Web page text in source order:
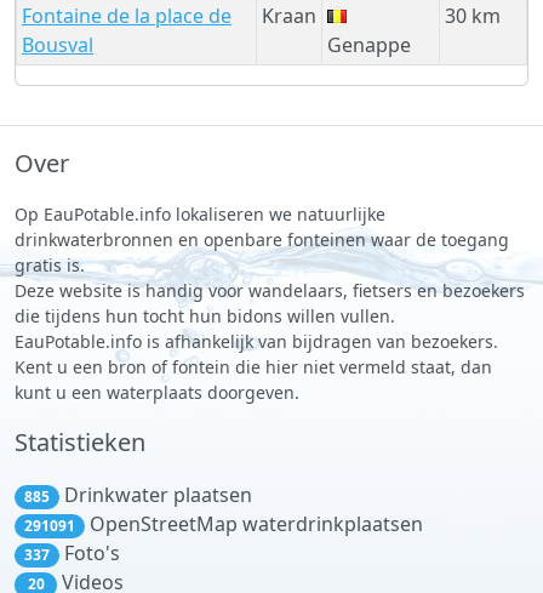
Fontaine de la place de
Bousval
Kraan
Genappe
30 km
Over
Op EauPotable.info lokaliseren we natuurlijke
drinkwaterbronnen en openbare fonteinen waar de toegang
gratis is.
Deze website is handig voor wandelaars, fietsers en bezoekers
die tijdens hun tocht hun bidons willen vullen.
EauPotable.info is afhankelijk van bijdragen van bezoekers.
Kent u een bron of fontein die hier niet vermeld staat, dan
kunt u een waterplaats doorgeven.
Statistieken
885 Drinkwater plaatsen
291091 OpenStreetMap waterdrinkplaatsen
337 Foto's
20 Videos